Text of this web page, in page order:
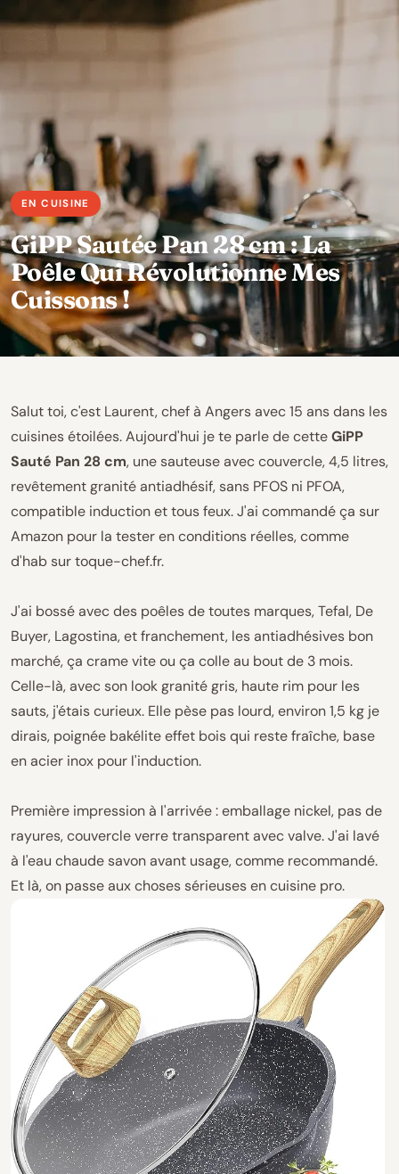
GiPP Sautée Pan 28 cm : La
Poêle Qui Révolutionne Mes
Cuissons !
Salut toi, c'est Laurent, chef à Angers avec 15 ans dans les
cuisines étoilées. Aujourd'hui je te parle de cetteGiPP
Sauté Pan 28 cm, une sauteuse avec couvercle, 4,5 litres,
revêtement granité antiadhésif, sans PFOS ni PFOA,
compatible induction et tous feux. J'ai commandé ça sur
Amazon pour la tester en conditions réelles, comme
d'hab sur toque-chef.fr.
J'ai bossé avec des poêles de toutes marques, Tefal, De
Buyer, Lagostina, et franchement, les antiadhésives bon
marché, ça crame vite ou ça colle au bout de 3 mois.
Celle-là, avec son look granité gris, haute rim pour les
sauts, j'étais curieux. Elle pèse pas lourd, environ 1,5 kg je
dirais, poignée bakélite effet bois qui reste fraîche, base
en acier inox pour l'induction.
Première impression à l'arrivée : emballage nickel, pas de
rayures, couvercle verre transparent avec valve. J'ai lavé
à l'eau chaude savon avant usage, comme recommandé.
Et là, on passe aux choses sérieuses en cuisine pro.